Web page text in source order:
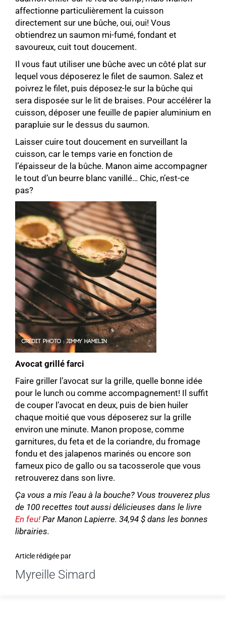
affectionne particulièrement la cuisson
directement sur une bûche, oui, oui! Vous
obtiendrez un saumon mi-fumé, fondant et
savoureux, cuit tout doucement.
Il vous faut utiliser une bûche avec un côté plat sur
lequel vous déposerez le filet de saumon. Salez et
poivrez le filet, puis déposez-le sur la bûche qui
sera disposée sur le lit de braises. Pour accélérer la
cuisson, déposer une feuille de papier aluminium en
parapluie sur le dessus du saumon.
Laisser cuire tout doucement en surveillant la
cuisson, car le temps varie en fonction de
l’épaisseur de la bûche. Manon aime accompagner
le tout d’un beurre blanc vanillé… Chic, n’est-ce
pas?
Avocat grillé farci
Faire griller l’avocat sur la grille, quelle bonne idée
pour le lunch ou comme accompagnement! Il suffit
de couper l’avocat en deux, puis de bien huiler
chaque moitié que vous déposerez sur la grille
environ une minute. Manon propose, comme
garnitures, du feta et de la coriandre, du fromage
fondu et des jalapenos marinés ou encore son
fameux pico de gallo ou sa tacosserole que vous
retrouverez dans son livre.
Ça vous a mis l’eau à la bouche? Vous trouverez plus
de 100 recettes tout aussi délicieuses dans le livre
En feu! Par Manon Lapierre. 34,94 $ dans les bonnes
librairies.
Article rédigée par
Myreille Simard